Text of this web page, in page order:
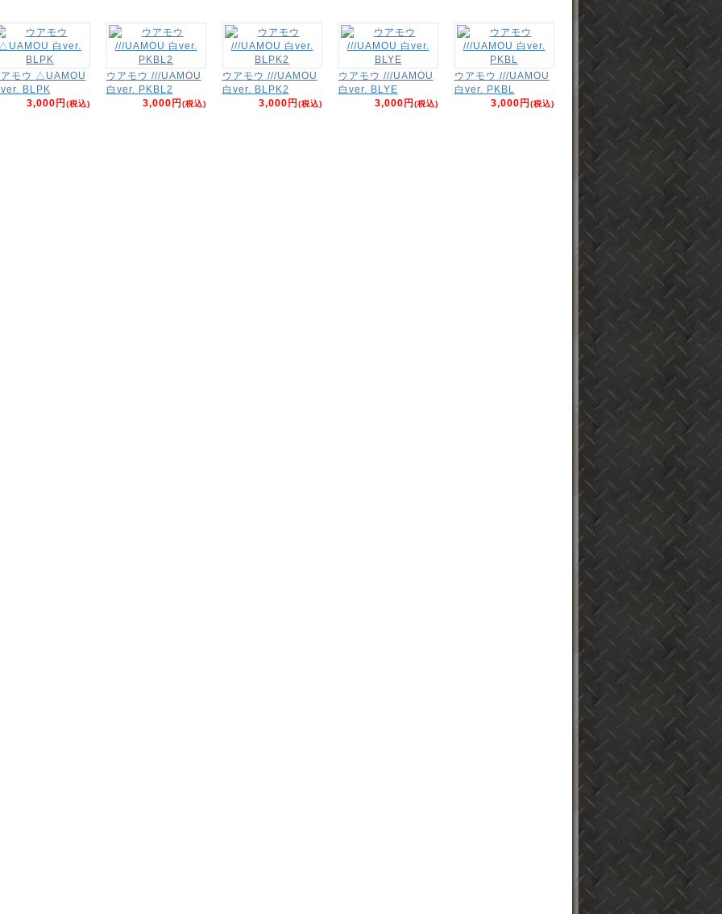
モウ △UAMOU
BLPK
3,000円(税込)
ウアモウ ///UAMOU
白ver. PKBL2
3,000円(税込)
ウアモウ ///UAMOU
白ver. BLPK2
3,000円(税込)
ウアモウ ///UAMOU
白ver. BLYE
3,000円(税込)
ウアモウ ///UAMOU
白ver. PKBL
3,000円(税込)